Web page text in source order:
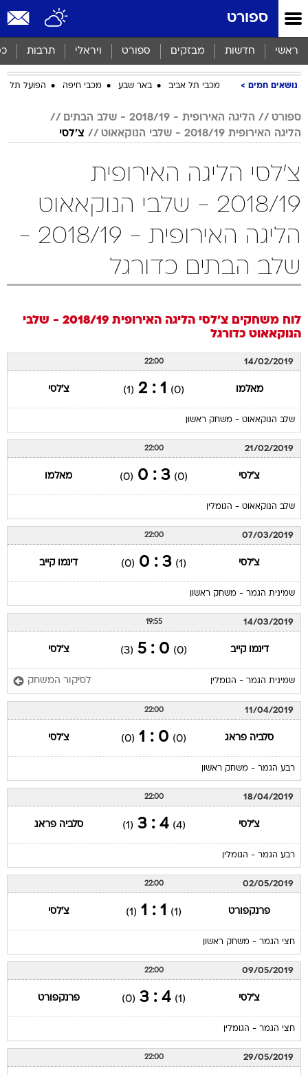
ספורט
ראשי חדשות מבזקים ספורט ויראלי תרבות
נושאים חמים מכבי תל אביב באר שבע מכבי חיפה הפועל תל
ספורט
הליגה האירופית - 2018/19 - שלב הבתים
הליגה האירופית 2018/19 - שלבי הנוקאאוט
צ'לסי
צ'לסי הליגה האירופית
2018/19 - שלבי הנוקאאוט
הליגה האירופית - 2018/19 -
שלב הבתים כדורגל
לוח משחקים צ'לסי
הליגה האירופית 2018/19 - שלבי
הנוקאאוט כדורגל
14/02/2019
22:00
מאלמו (0)
1 : 2
(1) צ'לסי
שלב הנוקאאוט - משחק ראשון
21/02/2019
22:00
צ'לסי (0)
3 : 0
(0) מאלמו
שלב הנוקאאוט - הגומלין
07/03/2019
22:00
צ'לסי (1)
3 : 0
(0) דינמו קייב
שמינית הגמר - משחק ראשון
14/03/2019
19:55
דינמו קייב (0)
0 : 5
(3) צ'לסי
שמינית הגמר - הגומלין לסיקור המשחק
11/04/2019
22:00
סלביה פראג (0)
0 : 1
(0) צ'לסי
רבע הגמר - משחק ראשון
18/04/2019
22:00
צ'לסי (4)
4 : 3
(1) סלביה פראג
רבע הגמר - הגומלין
02/05/2019
22:00
פרנקפורט (1)
1 : 1
(1) צ'לסי
חצי הגמר - משחק ראשון
09/05/2019
22:00
צ'לסי (1)
4 : 3
(0) פרנקפורט
חצי הגמר - הגומלין
29/05/2019
22:00